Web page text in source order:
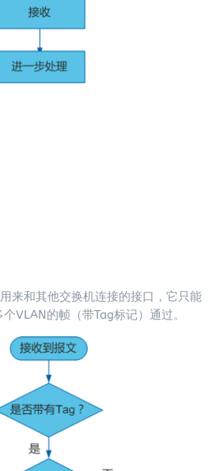
来和其他交换机连接的接口，它只能
VLAN的帧（带Tag标记）通过。